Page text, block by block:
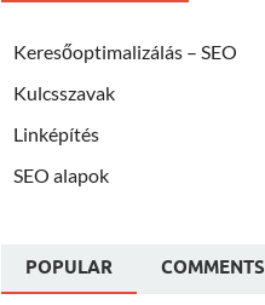
Keresőoptimalizálás – SEO
Kulcsszavak
Linképítés
SEO alapok
POPULAR COMMENTS